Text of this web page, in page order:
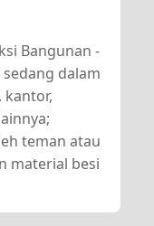
Bangunan -
sedang dalam
teman atau
material besi